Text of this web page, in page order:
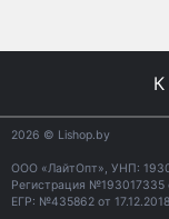
К
2026 © Lishop.by
ООО «ЛайтОпт», УНП:
Регистрация №193017335
ЕГР: №435862 от